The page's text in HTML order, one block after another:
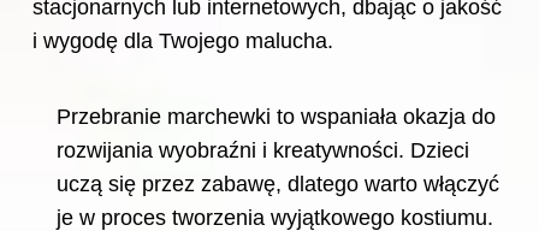
stacjonarnych lub internetowych, dbając o jakość
i wygodę dla Twojego malucha.
Przebranie marchewki to wspaniała okazja do
rozwijania wyobraźni i kreatywności. Dzieci
uczą się przez zabawę, dlatego warto włączyć
je w proces tworzenia wyjątkowego kostiumu.